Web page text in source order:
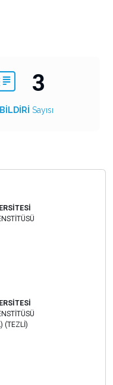
3
BİLDİRİ Sayısı
(TEZLİ)